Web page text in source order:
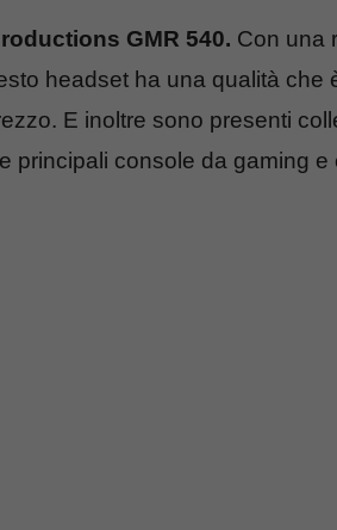
GMR 540. Con una
headset ha una qualità che
E inoltre sono presenti
principali console da gaming e